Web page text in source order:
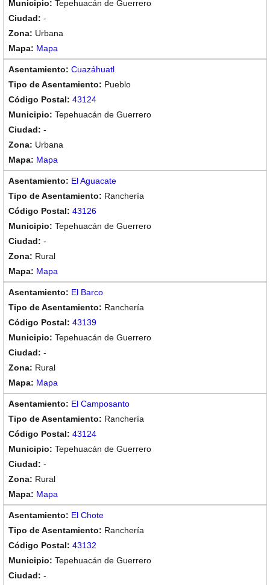
Tepehuacán de Guerrero
-
Urbana
Mapa
Cuazáhuatl
Pueblo
43124
Tepehuacán de Guerrero
-
Urbana
Mapa
El Aguacate
Ranchería
43126
Tepehuacán de Guerrero
-
Rural
Mapa
El Barco
Ranchería
43139
Tepehuacán de Guerrero
-
Rural
Mapa
El Camposanto
Ranchería
43124
Tepehuacán de Guerrero
-
Rural
Mapa
El Chote
Ranchería
43132
Tepehuacán de Guerrero
-